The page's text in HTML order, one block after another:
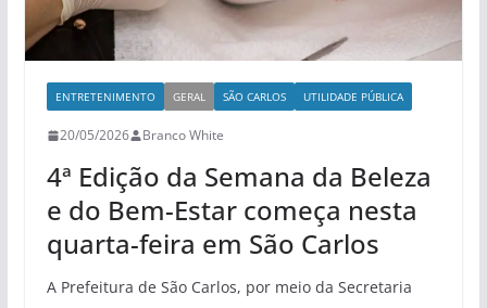
ENTRETENIMENTO GERAL SÃO CARLOS UTILIDADE PÚBLICA
20/05/2026 Branco White
4ª Edição da Semana da Beleza
e do Bem-Estar começa nesta
quarta-feira em São Carlos
A Prefeitura de São Carlos, por meio da Secretaria